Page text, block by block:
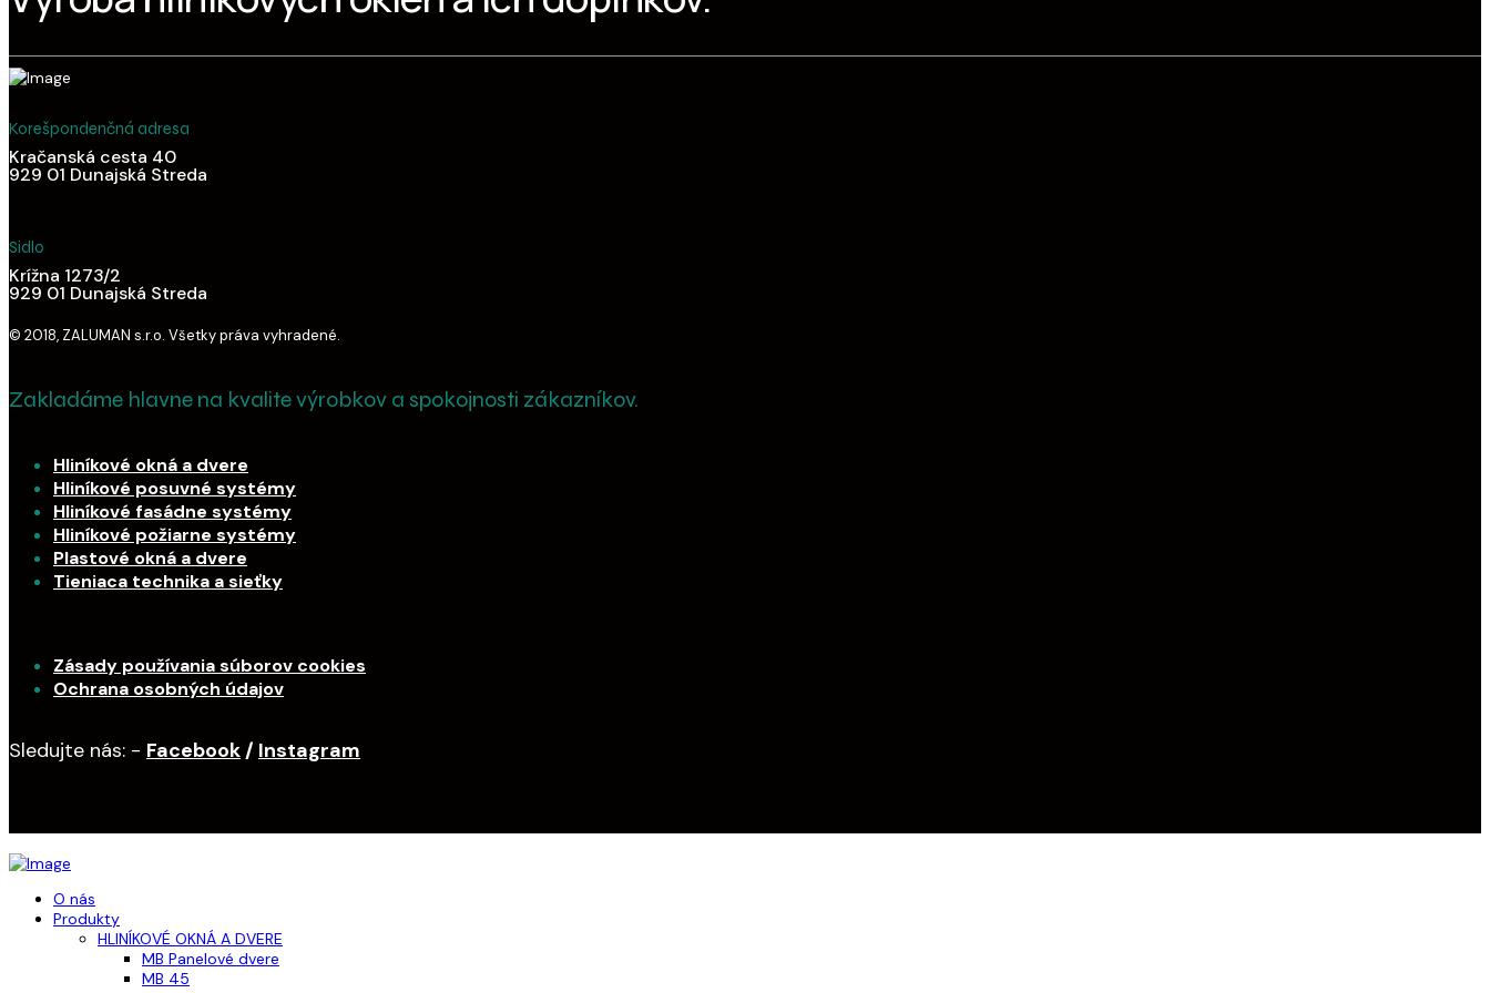
Korešpondenčná adresa
Kračanská cesta 40
929 01 Dunajská Streda
Sidlo
Krížna 1273/2
929 01 Dunajská Streda
© 2018, ZALUMAN s.r.o. Všetky práva vyhradené.
Zakladáme hlavne na kvalite výrobkov a spokojnosti zákazníkov.
Hliníkové okná a dvere
Hliníkové posuvné systémy
Hliníkové fasádne systémy
Hliníkové požiarne systémy
Plastové okná a dvere
Tieniaca technika a sieťky
Zásady používania súborov cookies
Ochrana osobných údajov
Sledujte nás: - Facebook/ Instagram
O nás
Produkty
HLINÍKOVÉ OKNÁ A DVERE
MB Panelové dvere
MB 45